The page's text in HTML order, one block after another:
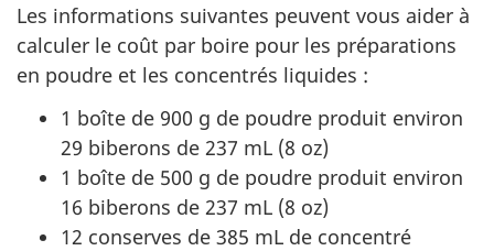
Les informations suivantes peuvent vous aider à
calculer le coût par boire pour les préparations
en poudre et les concentrés liquides :
1 boîte de 900 g de poudre produit environ
29 biberons de 237 mL (8 oz)
1 boîte de 500 g de poudre produit environ
16 biberons de 237 mL (8 oz)
12 conserves de 385 mL de concentré